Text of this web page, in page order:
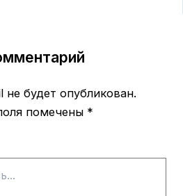
не будет опубликован.
помечены *